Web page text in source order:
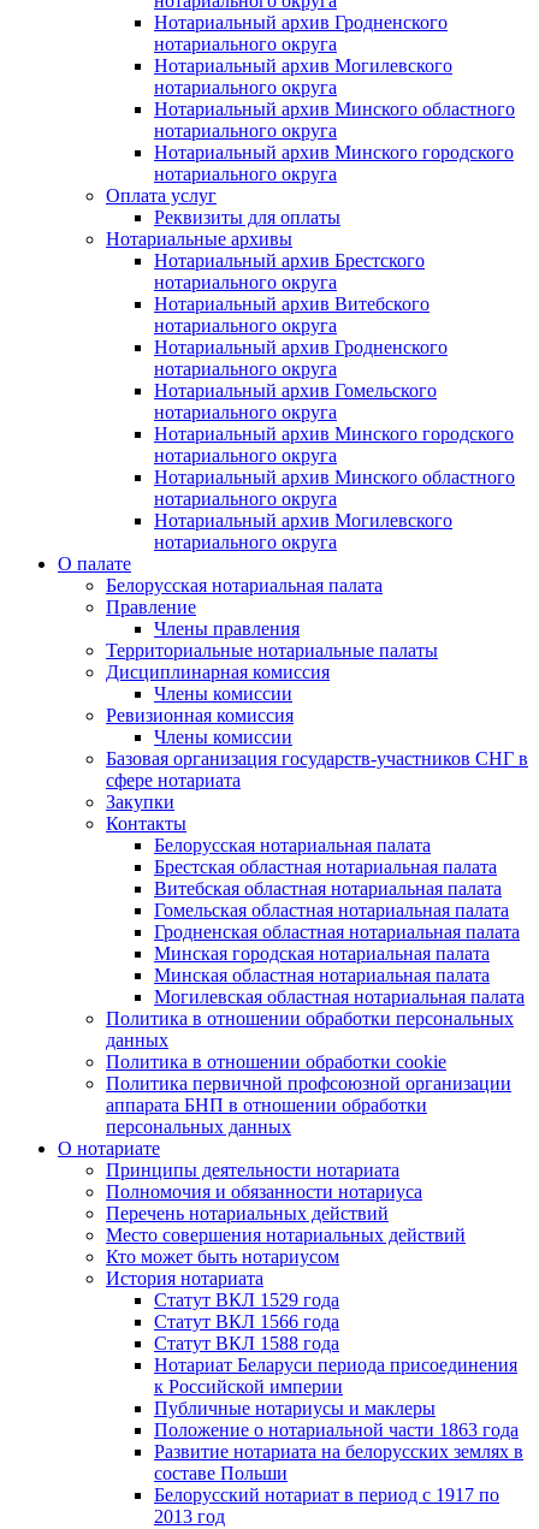
Нотариальный архив Гродненского
нотариального округа
Нотариальный архив Могилевского
нотариального округа
Нотариальный архив Минского областного
нотариального округа
Нотариальный архив Минского городского
нотариального округа
Оплата услуг
Реквизиты для оплаты
Нотариальные архивы
Нотариальный архив Брестского
нотариального округа
Нотариальный архив Витебского
нотариального округа
Нотариальный архив Гродненского
нотариального округа
Нотариальный архив Гомельского
нотариального округа
Нотариальный архив Минского городского
нотариального округа
Нотариальный архив Минского областного
нотариального округа
Нотариальный архив Могилевского
нотариального округа
О палате
Белорусская нотариальная палата
Правление
Члены правления
Территориальные нотариальные палаты
Дисциплинарная комиссия
Члены комиссии
Ревизионная комиссия
Члены комиссии
Базовая организация государств-участников СНГ в
сфере нотариата
Закупки
Контакты
Белорусская нотариальная палата
Брестская областная нотариальная палата
Витебская областная нотариальная палата
Гомельская областная нотариальная палата
Гродненская областная нотариальная палата
Минская городская нотариальная палата
Минская областная нотариальная палата
Могилевская областная нотариальная палата
Политика в отношении обработки персональных
данных
Политика в отношении обработки cookie
Политика первичной профсоюзной организации
аппарата БНП в отношении обработки
персональных данных
О нотариате
Принципы деятельности нотариата
Полномочия и обязанности нотариуса
Перечень нотариальных действий
Место совершения нотариальных действий
Кто может быть нотариусом
История нотариата
Статут ВКЛ 1529 года
Статут ВКЛ 1566 года
Статут ВКЛ 1588 года
Нотариат Беларуси периода присоединения
к Российской империи
Публичные нотариусы и маклеры
Положение о нотариальной части 1863 года
Развитие нотариата на белорусских землях в
составе Польши
Белорусский нотариат в период с 1917 по
2013 год